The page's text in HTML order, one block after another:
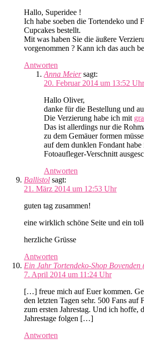
Hallo, Superidee !
Ich habe soeben die Tortendeko und
Cupcakes bestellt.
Mit was haben Sie die äußere
vorgenommen ? Kann ich das auch
Antworten
Anna Meier sagt:
20. Februar 2014 um 13:52 Uhr
Hallo Oliver,
danke für die Bestellung und
Die Verzierung habe ich mit
Das ist allerdings nur die
zu dem Gemäuer formen
auf dem dunklen Fondant habe
Fotoaufleger-Verschnitt
Antworten
Ballistol sagt:
21. März 2014 um 12:53 Uhr
guten tag zusammen!
eine wirklich schöne Seite und ein
herzliche Grüsse
Antworten
Ein Jahr Tortendeko-Shop Bovenden
7. April 2014 um 11:24 Uhr
[…] freue mich auf Euer kommen.
den letzten Tagen sehr. 500 Fans auf
zum ersten Jahrestag. Und ich hoffe,
Jahrestage folgen […]
Antworten